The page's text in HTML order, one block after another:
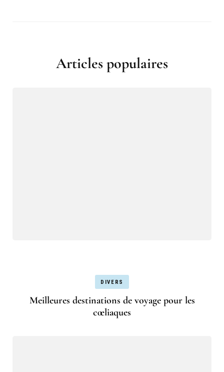
Articles populaires
DIVERS
Meilleures destinations de voyage pour les
cœliaques